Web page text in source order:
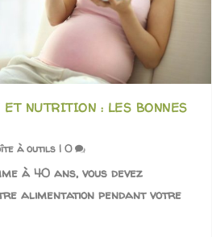
ET NUTRITION : LES BONNES
à outils |0
à 40 ans, vous devez
alimentation pendant votre